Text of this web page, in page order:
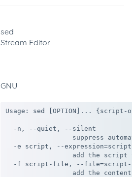
sed
Stream Editor
GNU
Usage: sed [OPTION]...
  -n, --quiet, --silent
suppress
  -e script, --expression=script
add the script
-f script-file, --
add the